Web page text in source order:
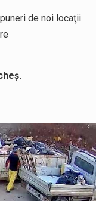
de noi locaţii